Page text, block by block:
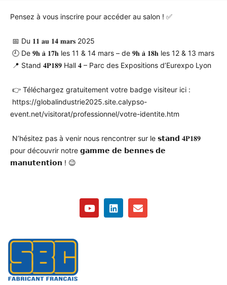
Pensez à vous inscrire pour accéder au salon ! ✅
📅 Du 𝟏𝟏 𝐚𝐮 𝟏𝟒 𝐦𝐚𝐫𝐬 2025
🕘 De 𝟗𝐡 𝐚̀ 𝟏𝟕𝐡 les 11 & 14 mars – de 𝟗𝐡 𝐚̀ 𝟏𝟖𝐡 les 12 & 13 mars
📍 Stand 𝟒𝐏𝟏𝟖𝟗 Hall 𝟒 – Parc des Expositions d’Eurexpo Lyon
👉 Téléchargez gratuitement votre badge visiteur ici :
https://globalindustrie2025.site.calypso-
event.net/visitorat/professionnel/votre-identite.htm
N’hésitez pas à venir nous rencontrer sur le 𝘀𝘁𝗮𝗻𝗱 𝟒𝐏𝟏𝟖𝟗
pour découvrir notre 𝗴𝗮𝗺𝗺𝗲 𝗱𝗲 𝗯𝗲𝗻𝗻𝗲𝘀 𝗱𝗲
𝗺𝗮𝗻𝘂𝘁𝗲𝗻𝘁𝗶𝗼𝗻 ! 😉